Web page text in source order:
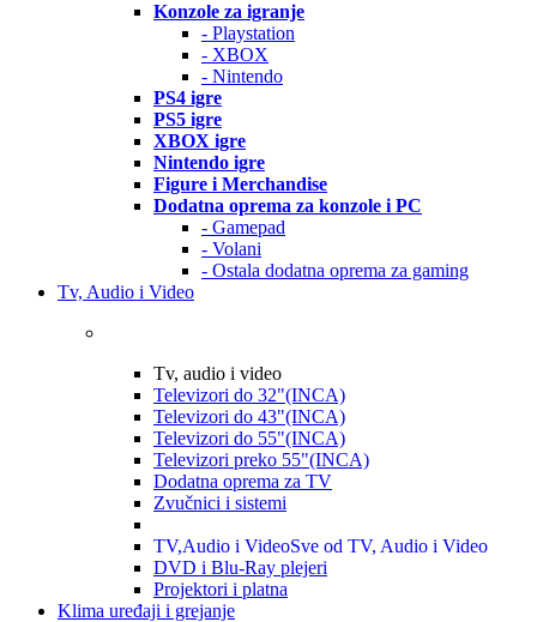
Konzole za igranje
- Playstation
- XBOX
- Nintendo
PS4 igre
PS5 igre
XBOX igre
Nintendo igre
Figure i Merchandise
Dodatna oprema za konzole i PC
- Gamepad
- Volani
- Ostala dodatna oprema za gaming
Tv, Audio i Video
Tv, audio i video
Televizori do 32"(INCA)
Televizori do 43"(INCA)
Televizori do 55"(INCA)
Televizori preko 55"(INCA)
Dodatna oprema za TV
Zvučnici i sistemi
TV,Audio i VideoSve od TV, Audio i Video
DVD i Blu-Ray plejeri
Projektori i platna
Klima uređaji i grejanje